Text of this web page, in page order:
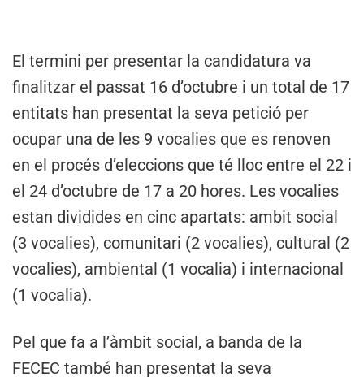
El termini per presentar la candidatura va
finalitzar el passat 16 d’octubre i un total de 17
entitats han presentat la seva petició per
ocupar una de les 9 vocalies que es renoven
en el procés d’eleccions que té lloc entre el 22 i
el 24 d’octubre de 17 a 20 hores. Les vocalies
estan dividides en cinc apartats: ambit social
(3 vocalies), comunitari (2 vocalies), cultural (2
vocalies), ambiental (1 vocalia) i internacional
(1 vocalia).
Pel que fa a l’àmbit social, a banda de la
FECEC també han presentat la seva